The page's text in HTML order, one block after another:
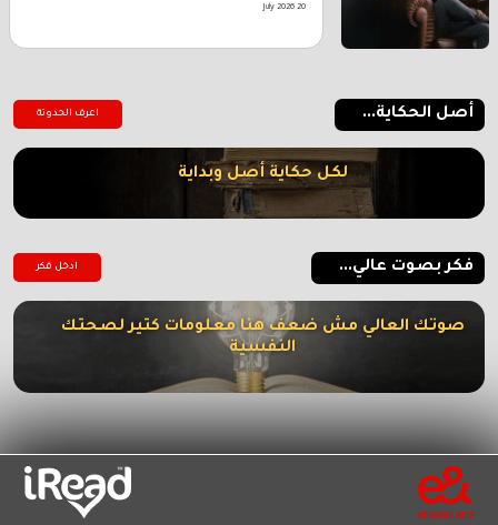
20 July 2026
أصل الحكاية... اعرف الحدوتة
لكل حكاية أصل وبداية
فكر بصوت عالي... ادخل فكر
صوتك العالي مش ضعف هنا معلومات كتير لصحتك
النفسية